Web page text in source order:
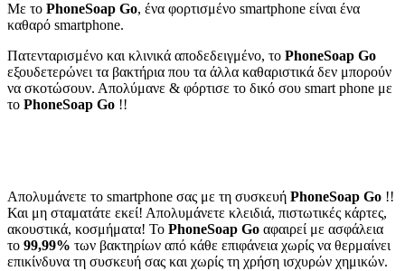
Με το PhoneSoap Go, ένα φορτισμένο smartphone είναι ένα
καθαρό smartphone.
Πατενταρισμένο και κλινικά αποδεδειγμένο, το PhoneSoap Go
εξουδετερώνει τα βακτήρια που τα άλλα καθαριστικά δεν μπορούν
να σκοτώσουν. Απολύμανε & φόρτισε το δικό σου smart phone με
το PhoneSoap Go !!
Απολυμάνετε το smartphone σας με τη συσκευή PhoneSoap Go !!
Και μη σταματάτε εκεί! Απολυμάνετε κλειδιά, πιστωτικές κάρτες,
ακουστικά, κοσμήματα! Το PhoneSoap Go αφαιρεί με ασφάλεια
το 99,99% των βακτηρίων από κάθε επιφάνεια χωρίς να θερμαίνει
επικίνδυνα τη συσκευή σας και χωρίς τη χρήση ισχυρών χημικών.